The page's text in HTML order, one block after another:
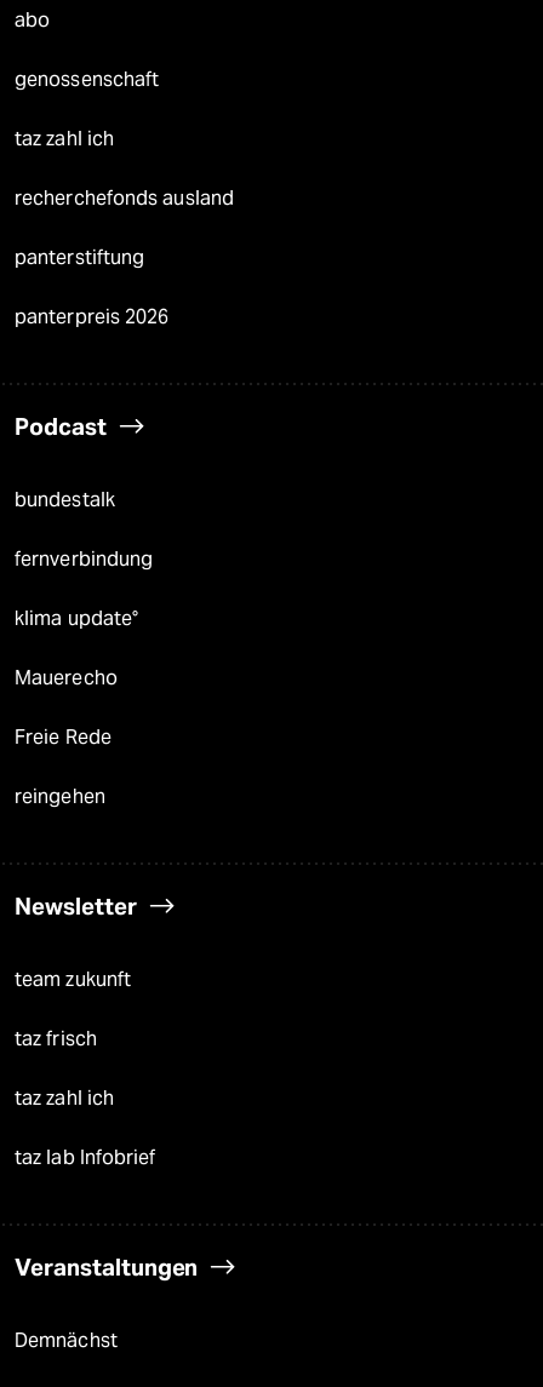
abo
genossenschaft
taz zahl ich
recherchefonds ausland
panterstiftung
panterpreis 2026
Podcast
bundestalk
fernverbindung
klima update°
Mauerecho
Freie Rede
reingehen
Newsletter
team zukunft
taz frisch
taz zahl ich
taz lab Infobrief
Veranstaltungen
Demnächst